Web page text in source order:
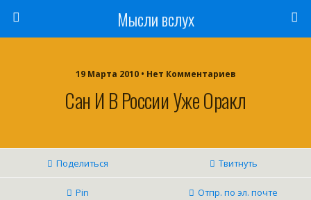
Мысли вслух
19 Марта 2010 • Нет Комментариев
Сан И В России Уже Оракл
Поделиться Твитнуть
Pin Отпр. по эл. почте